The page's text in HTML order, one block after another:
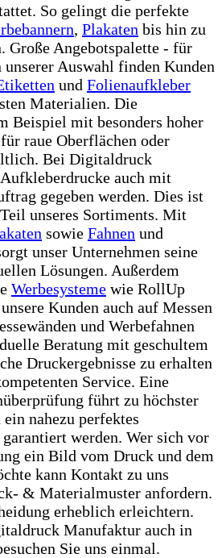
So gelingt die perfekte
, Plakaten bis hin zu
Angebotspalette - für
unserer Auswahl finden Kunden
und Folienaufkleber
Materialien. Die
Beispiel mit besonders hoher
raue Oberflächen oder
Bei Digitaldruck
auch mit
gegeben werden. Dies ist
unseres Sortiments. Mit
sowie Fahnen und
unser Unternehmen seine
Lösungen. Außerdem
Werbesysteme wie RollUp
Kunden auch auf Messen
und Werbefahnen
Beratung mit geschultem
Druckergebnisse zu erhalten
Service. Eine
führt zu höchster
nahezu perfektes
werden. Wer sich vor
ein Bild vom Druck und dem
kann Kontakt zu uns
& Materialmuster anfordern.
erheblich erleichtern.
Manufaktur auch in
Sie uns einmal.